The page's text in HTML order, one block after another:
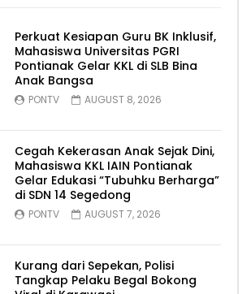
Perkuat Kesiapan Guru BK Inklusif,
Mahasiswa Universitas PGRI
Pontianak Gelar KKL di SLB Bina
Anak Bangsa
PONTV AUGUST 8, 2026
Cegah Kekerasan Anak Sejak Dini,
Mahasiswa KKL IAIN Pontianak
Gelar Edukasi “Tubuhku Berharga”
di SDN 14 Segedong
PONTV AUGUST 7, 2026
Kurang dari Sepekan, Polisi
Tangkap Pelaku Begal Bokong